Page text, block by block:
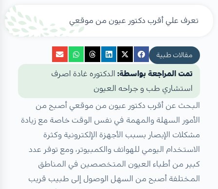
تعرف علي أقرب دكتور عيون من موقعي
مقالات طبية
تمت المراجعة بواسطة: الدكتوره غادة اصرف
استشاري طب و جراحه العيون
البحث عن أقرب دكتور عيون من موقعي أصبح من
الأمور السهلة والمهمة في نفس الوقت خاصة مع زيادة
مشكلات الإبصار بسبب الأجهزة الإلكترونية وكثرة
الاستخدام اليومي للهواتف والكمبيوتر، ومع توفر عدد
كبير من أطباء العيون المتخصصين في المناطق
المختلفة أصبح من السهل الوصول إلى طبيب قريب